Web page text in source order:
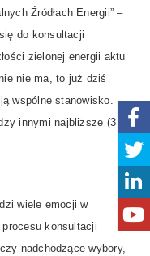
Źródłach Energii” –
do konsultacji
zielonej energii aktu
nie ma, to już dziś
wspólne stanowisko.
innymi najbliższe (3
wiele emocji w
konsultacji
nadchodzące wybory,